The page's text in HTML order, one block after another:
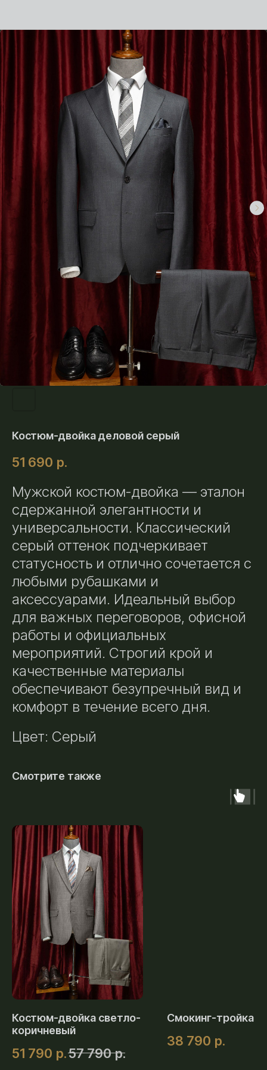
Костюм-двойка деловой серый
51 690 р.
Мужской костюм-двойка — эталон
сдержанной элегантности и
универсальности. Классический
серый оттенок подчеркивает
статусность и отлично сочетается с
любыми рубашками и
аксессуарами. Идеальный выбор
для важных переговоров, офисной
работы и официальных
мероприятий. Строгий крой и
качественные материалы
обеспечивают безупречный вид и
комфорт в течение всего дня.
Цвет: Серый
Смотрите также
Костюм-двойка светло-
коричневый
51 790 р.57 790 р.
Смокинг-тройка
38 790 р.